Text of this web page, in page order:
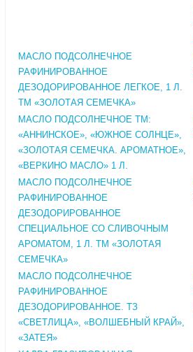
МАСЛО ПОДСОЛНЕЧНОЕ
РАФИНИРОВАННОЕ
ДЕЗОДОРИРОВАННОЕ ЛЕГКОЕ, 1 Л.
ТМ «ЗОЛОТАЯ СЕМЕЧКА»
МАСЛО ПОДСОЛНЕЧНОЕ ТМ:
«АННИНСКОЕ», «ЮЖНОЕ СОЛНЦЕ»,
«ЗОЛОТАЯ СЕМЕЧКА. АРОМАТНОЕ»,
«ВЕРКИНО МАСЛО» 1 Л.
МАСЛО ПОДСОЛНЕЧНОЕ
РАФИНИРОВАННОЕ
ДЕЗОДОРИРОВАННОЕ
СПЕЦИАЛЬНОЕ СО СЛИВОЧНЫМ
АРОМАТОМ, 1 Л. ТМ «ЗОЛОТАЯ
СЕМЕЧКА»
МАСЛО ПОДСОЛНЕЧНОЕ
РАФИНИРОВАННОЕ
ДЕЗОДОРИРОВАННОЕ. ТЗ
«СВЕТЛИЦА», «ВОЛШЕБНЫЙ КРАЙ»,
«ЗАТЕЯ»